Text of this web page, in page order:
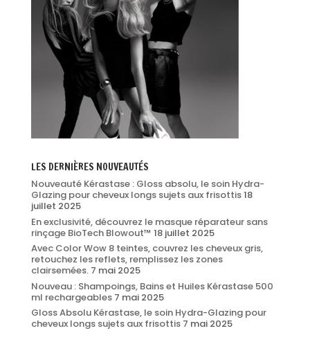
LES DERNIÈRES NOUVEAUTÉS
Nouveauté Kérastase : Gloss absolu, le soin Hydra-
Glazing pour cheveux longs sujets aux frisottis18
juillet 2025
En exclusivité, découvrez le masque réparateur sans
rinçage BioTech Blowout™ 18 juillet 2025
Avec Color Wow 8 teintes, couvrez les cheveux gris,
retouchez les reflets, remplissez les zones
clairsemées. 7 mai 2025
Nouveau : Shampoings, Bains et Huiles Kérastase 500
ml rechargeables 7 mai 2025
Gloss Absolu Kérastase, le soin Hydra-Glazing pour
cheveux longs sujets aux frisottis 7 mai 2025